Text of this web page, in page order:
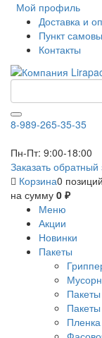
Мой профиль
Доставка и
Пункт
Контакты
8-989-265-35-35
Пн-Пт: 9:00-18:00
Заказать обратный
Корзина0 позиций
на сумму 0 ₽
Меню
Акции
Новинки
Пакеты